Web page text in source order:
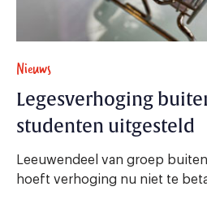
Nieuws
Legesverhoging
studenten uitgesteld
Leeuwendeel van groep
hoeft verhoging nu niet te